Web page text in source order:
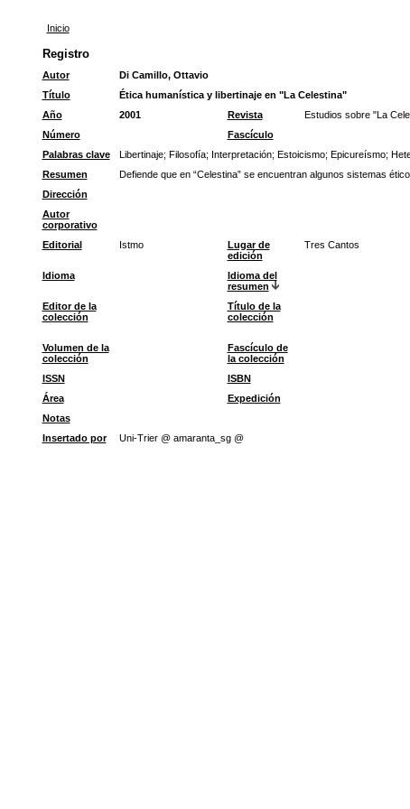
Inicio
Registro
Autor
Di Camillo, Ottavio
Título
Ética humanística y libertinaje en "La Celestina"
Año
2001 Revista Estudios sobre "La
Número
Fascículo
Palabras clave
Libertinaje; Filosofía; Interpretación; Estoicismo; Epicureísmo;
Resumen
Defiende que en “Celestina” se encuentran algunos sistemas
Dirección
Autor
corporativo
Editorial Istmo
Lugar de
edición
Tres Cantos
Idioma
Idioma del
resumen
Editor de la
colección
Título de la
colección
Volumen de la
colección
Fascículo de
la colección
ISSN ISBN
Área
Expedición
Notas
Insertado por
Uni-Trier @ amaranta_sg @